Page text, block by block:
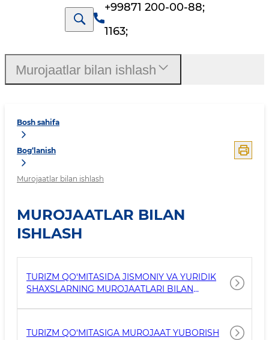
+99871 200-00-88;
1163;
Bosh sahifa
Bog‘lanish
Murojaatlar bilan ishlash
MUROJAATLAR BILAN
ISHLASH
TURIZM QO‘MITASIDA JISMONIY VA YURIDIK
SHAXSLARNING MUROJAATLARI BILAN
TURIZM QO‘MITASIGA MUROJAAT YUBORISH
Murojaatlar bilan ishlash